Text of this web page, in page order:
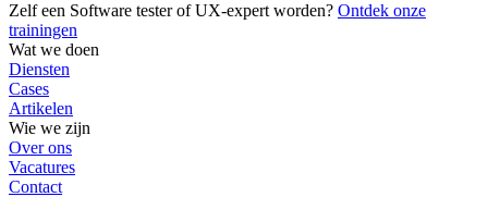
Zelf een Software tester of UX-expert worden? Ontdek onze
trainingen
Wat we doen
Diensten
Cases
Artikelen
Wie we zijn
Over ons
Vacatures
Contact